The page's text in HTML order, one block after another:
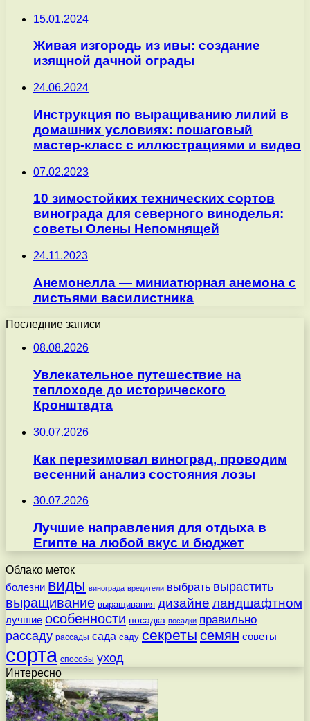
15.01.2024
Живая изгородь из ивы: создание
изящной дачной ограды
24.06.2024
Инструкция по выращиванию лилий в
домашних условиях: пошаговый
мастер-класс с иллюстрациями и видео
07.02.2023
10 зимостойких технических сортов
винограда для северного виноделья:
советы Олены Непомнящей
24.11.2023
Анемонелла — миниатюрная анемона с
листьями василистника
Последние записи
08.08.2026
Увлекательное путешествие на
теплоходе до исторического
Кронштадта
30.07.2026
Как перезимовал виноград, проводим
весенний анализ состояния лозы
30.07.2026
Лучшие направления для отдыха в
Египте на любой вкус и бюджет
Облако меток
болезни виды винограда вредители выбрать вырастить
выращивание выращивания дизайне ландшафтном
лучшие особенности посадка посадки правильно
рассаду рассады сада саду секреты семян советы
сорта способы уход
Интересно